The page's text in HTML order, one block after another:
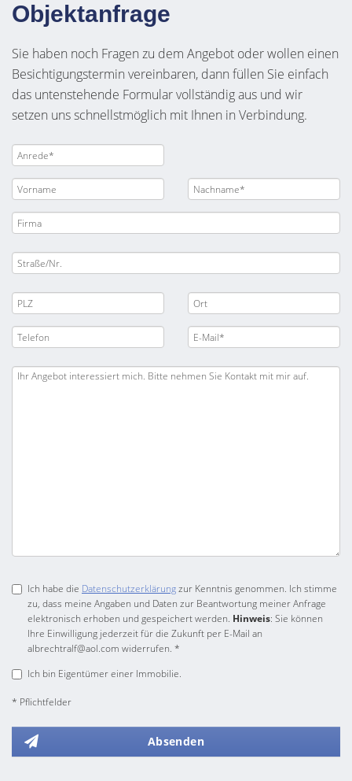
Objektanfrage
Sie haben noch Fragen zu dem Angebot oder wollen einen
Besichtigungstermin vereinbaren, dann füllen Sie einfach
das untenstehende Formular vollständig aus und wir
setzen uns schnellstmöglich mit Ihnen in Verbindung.
Ich habe die Datenschutzerklärungzur Kenntnis genommen. Ich stimme
zu, dass meine Angaben und Daten zur Beantwortung meiner Anfrage
elektronisch erhoben und gespeichert werden. Hinweis: Sie können
Ihre Einwilligung jederzeit für die Zukunft per E-Mail an
albrechtralf@aol.com widerrufen. *
Ich bin Eigentümer einer Immobilie.
* Pflichtfelder
Absenden